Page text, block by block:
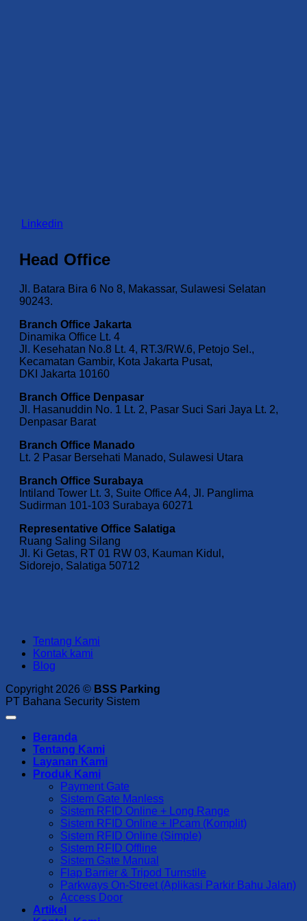
Linkedin
Head Office
Jl. Batara Bira 6 No 8, Makassar, Sulawesi Selatan
90243.
Branch Office Jakarta
Dinamika Office Lt. 4
Jl. Kesehatan No.8 Lt. 4, RT.3/RW.6, Petojo Sel.,
Kecamatan Gambir, Kota Jakarta Pusat,
DKI Jakarta 10160
Branch Office Denpasar
Jl. Hasanuddin No. 1 Lt. 2, Pasar Suci Sari Jaya Lt. 2,
Denpasar Barat
Branch Office Manado
Lt. 2 Pasar Bersehati Manado, Sulawesi Utara
Branch Office Surabaya
Intiland Tower Lt. 3, Suite Office A4, Jl. Panglima
Sudirman 101-103 Surabaya 60271
Representative Office Salatiga
Ruang Saling Silang
Jl. Ki Getas, RT 01 RW 03, Kauman Kidul,
Sidorejo, Salatiga 50712
Tentang Kami
Kontak kami
Blog
Copyright 2026 © BSS Parking
PT Bahana Security Sistem
Beranda
Tentang Kami
Layanan Kami
Produk Kami
Payment Gate
Sistem Gate Manless
Sistem RFID Online + Long Range
Sistem RFID Online + IPcam (Komplit)
Sistem RFID Online (Simple)
Sistem RFID Offline
Sistem Gate Manual
Flap Barrier & Tripod Turnstile
Parkways On-Street (Aplikasi Parkir Bahu Jalan)
Access Door
Artikel